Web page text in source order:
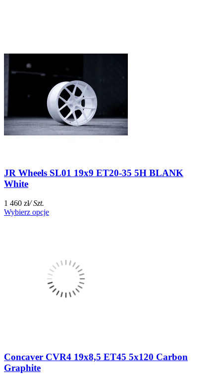
JR Wheels SL01 19x9 ET20-35 5H BLANK
White
1 460 zł/ Szt.
Wybierz opcje
Concaver CVR4 19x8,5 ET45 5x120 Carbon
Graphite